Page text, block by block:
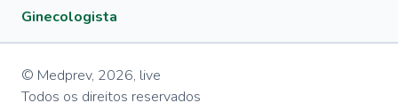
Ginecologista
© Medprev, 2026, live
Todos os direitos reservados